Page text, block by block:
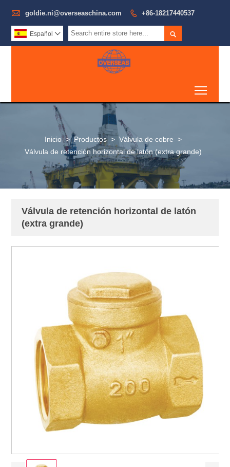
 goldie.ni@overseaschina.com  +86-18217440537

Español 
Inicio > Productos > Válvula de cobre >
Válvula de retención horizontal de latón (extra grande)
Válvula de retención horizontal de latón
(extra grande)